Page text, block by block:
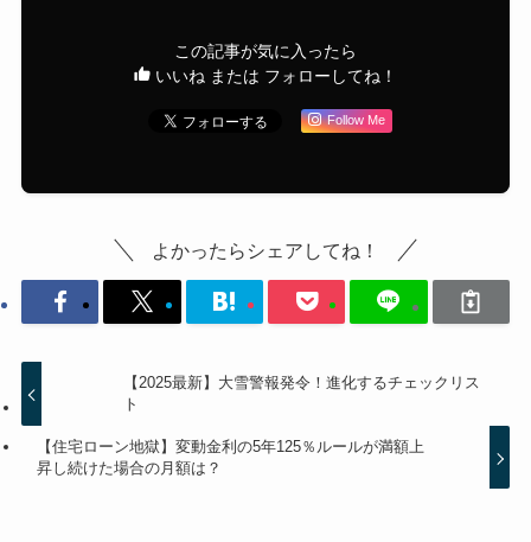
この記事が気に入ったら
いいね または フォローしてね！
Follow Me
よかったらシェアしてね！
【2025最新】大雪警報発令！進化するチェックリス
ト
【住宅ローン地獄】変動金利の5年125％ルールが満額上
昇し続けた場合の月額は？